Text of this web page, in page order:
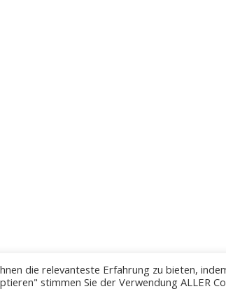
die relevanteste Erfahrung zu bieten,
stimmen Sie der Verwendung ALLER